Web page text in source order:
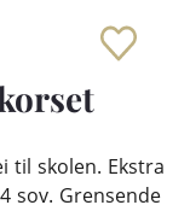
til skolen. Ekstra
sov. Grensende